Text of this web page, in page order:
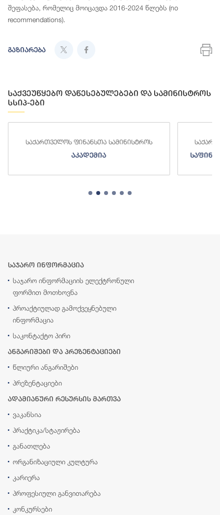
შეფასება, რომელიც მოიცავდა 2016-2024 წლებს (no
recommendations).
გაზიარება
საქვეუწყებო დაწესებულებები და სამინისტროს
სსიპ-ები
საქართველოს ფინანსთა სამინისტროს
აკადემია
საჯარო ინფორმაცია
საჯარო ინფორმაციის ელექტრონული
ფორმით მოთხოვნა
პროაქტიულად გამოქვეყნებული
ინფორმაცია
საკონტაქტო პირი
ანგარიშები და პრეზენტაციები
წლიური ანგარიშები
პრეზენტაციები
ადამიანური რესურსის მართვა
ვაკანსია
პრაქტიკა/სტაჟირება
განათლება
ორგანიზაციული კულტურა
კარიერა
პროფესიული განვითარება
კონკურსები